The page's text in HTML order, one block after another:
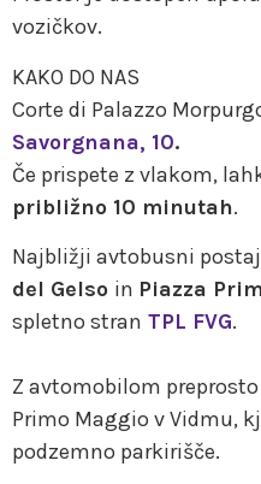
vozičkov.
KAKO DO NAS
Corte di Palazzo
Savorgnana, 10.
Če prispete z vlakom,
približno 10 minutah.
Najbližji avtobusni
del Gelso in Piazza
spletno stran TPL FVG.
Z avtomobilom
Primo Maggio v Vidmu,
podzemno parkirišče.